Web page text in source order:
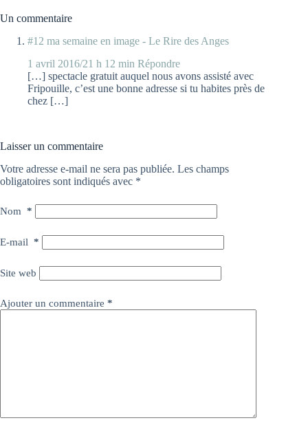
Un commentaire
#12 ma semaine en image - Le Rire des Anges
1 avril 2016/21 h 12 min Répondre
[…] spectacle gratuit auquel nous avons assisté avec
Fripouille, c’est une bonne adresse si tu habites près de
chez […]
Laisser un commentaire
Votre adresse e-mail ne sera pas publiée. Les champs
obligatoires sont indiqués avec *
Nom *
E-mail *
Site web
Ajouter un commentaire *